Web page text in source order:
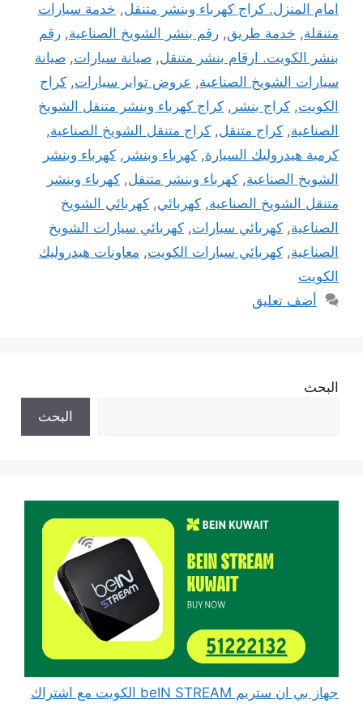
امام المنزل. كراج كهرباء وبنشر متنقل, خدمة سيارات
متنقلة, خدمة طريق, رقم بنشر الشويخ الصناعية, رقم
بنشر الكويت. ارقام بنشر متنقل, صيانة سيارات, صيانة
سيارات الشويخ الصناعية, عروض تواير سيارات, كراج
الكويت, كراج بنشر , كراج كهرباء وبنشر متنقل الشويخ
الصناعية, كراج متنقل, كراج متنقل الشويخ الصناعية,
كرمبة هيدروليك السيارة, كهرباء وبنشر , كهرباء وبنشر
الشويخ الصناعية, كهرباء وبنشر متنقل, كهرباء وبنشر
متنقل الشويخ الصناعية, كهربائي, كهربائي الشويخ
الصناعية, كهربائي سيارات, كهربائي سيارات الشويخ
الصناعية, كهربائي سيارات الكويت, معاونات هيدروليك
الكويت
أضف تعليق
البحث
البحث
جهاز بي ان ستريم beIN STREAM الكويت مع اشتراك